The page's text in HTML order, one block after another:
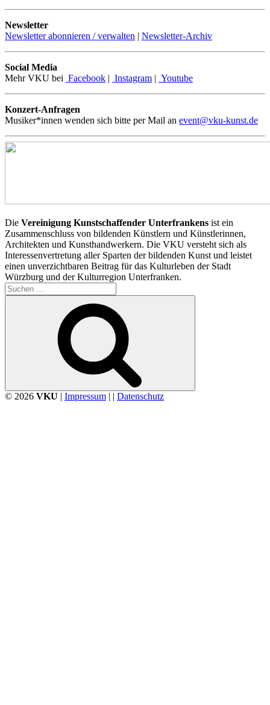
Newsletter
Newsletter abonnieren / verwalten | Newsletter-Archiv
Social Media
Mehr VKU bei Facebook | Instagram | Youtube
Konzert-Anfragen
Musiker*innen wenden sich bitte per Mail an event@vku-kunst.de
Die Vereinigung Kunstschaffender Unterfrankens ist ein
Zusammenschluss von bildenden Künstlern und Künstlerinnen,
Architekten und Kunsthandwerkern. Die VKU versteht sich als
Interessenvertretung aller Sparten der bildenden Kunst und leistet
einen unverzichtbaren Beitrag für das Kulturleben der Stadt
Würzburg und der Kulturregion Unterfranken.
Suchen
nach:
© 2026 VKU | Impressum | | Datenschutz